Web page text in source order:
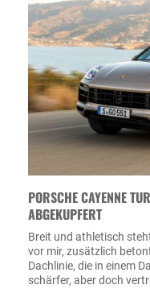
PORSCHE CAYENNE
ABGEKUPFERT
Breit und athletisch
vor mir, zusätzlich
Dachlinie, die in einem
schärfer, aber doch